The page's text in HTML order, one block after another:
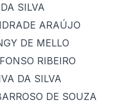
SILVA
ARAÚJO
DE MELLO
RIBEIRO
DA SILVA
DE SOUZA